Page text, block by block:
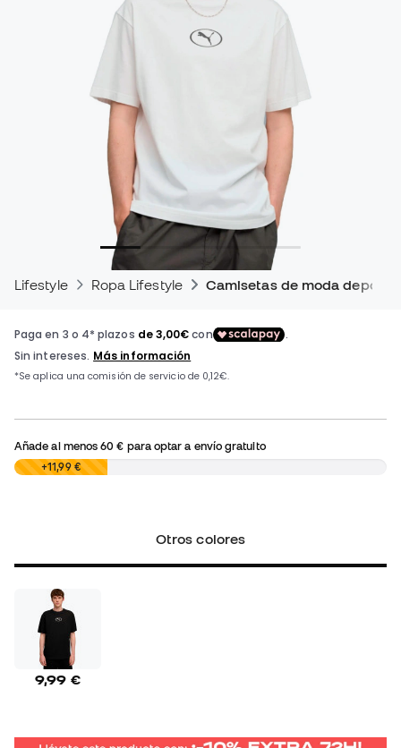
Lifestyle Ropa Lifestyle Camisetas de moda
Añade al menos60 € para optar a envío gratuito
0,00 €+11,99 €
Otros colores
9,99 €